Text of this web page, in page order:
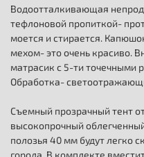
Водоотталкивающая
тефлоновой пропиткой-
моется и стирается.
мехом- это очень красиво.
матрасик с 5-ти точечными
Обработка-
Съемный прозрачный тент
высокопрочный
полозья 40 мм будут легко
города. В комплекте